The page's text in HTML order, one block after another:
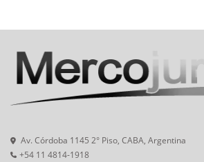
Av. Córdoba 1145 2° Piso, CABA, Argentina
+54 11 4814-1918